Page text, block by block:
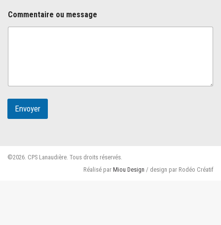
o
n
e
l
Commentaire ou message
Envoyer
©2026. CPS Lanaudière. Tous droits réservés.
Réalisé par Miou Design / design par Rodéo Créatif